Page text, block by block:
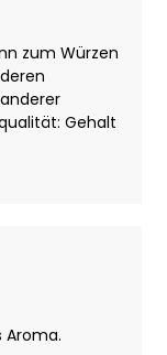
zum Würzen
Gehalt
Aroma.